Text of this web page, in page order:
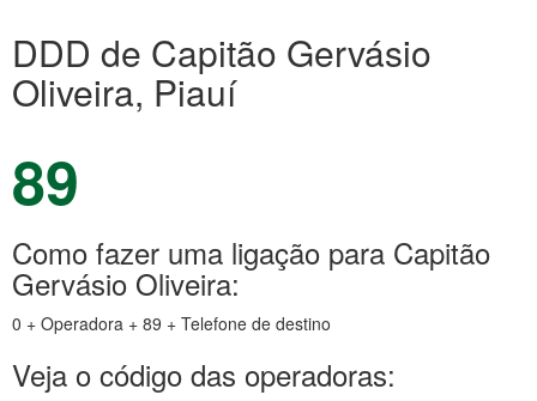
DDD de Capitão Gervásio
Oliveira, Piauí
89
Como fazer uma ligação para Capitão
Gervásio Oliveira:
0 + Operadora + 89 + Telefone de destino
Veja o código das operadoras: